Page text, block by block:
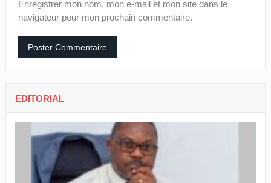
Enregistrer mon nom, mon e-mail et mon site dans le
navigateur pour mon prochain commentaire.
EDITORIAL